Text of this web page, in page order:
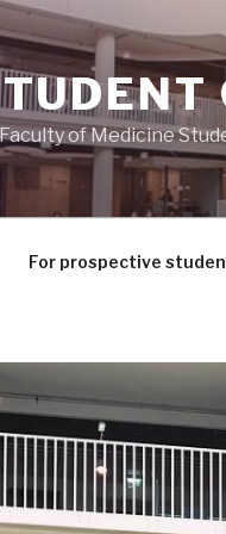
of Medicine
For prospective